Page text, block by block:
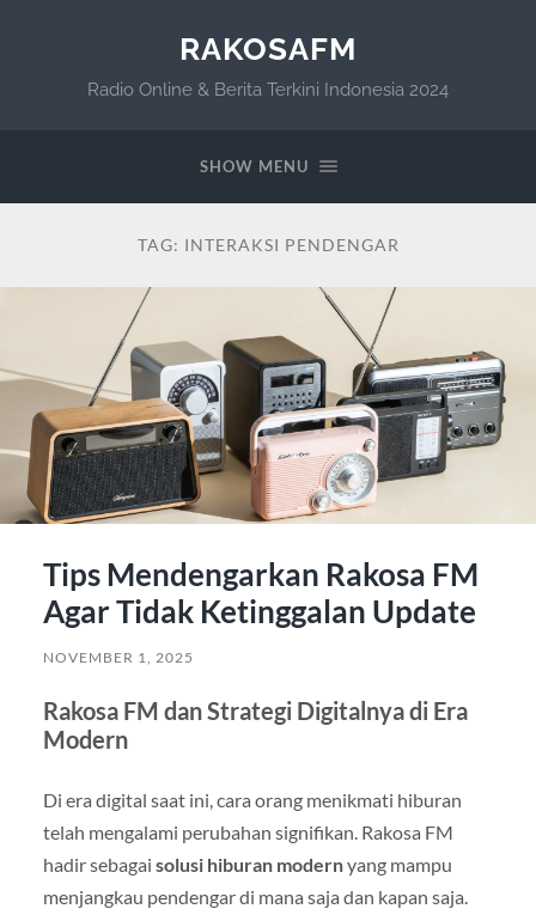
RAKOSAFM
Radio Online & Berita Terkini Indonesia 2024
SHOW MENU
TAG: INTERAKSI PENDENGAR
Tips Mendengarkan Rakosa FM
Agar Tidak Ketinggalan Update
NOVEMBER 1, 2025
Rakosa FM dan Strategi Digitalnya di Era
Modern
Di era digital saat ini, cara orang menikmati hiburan
telah mengalami perubahan signifikan. Rakosa FM
hadir sebagai solusi hiburan modernyang mampu
menjangkau pendengar di mana saja dan kapan saja.